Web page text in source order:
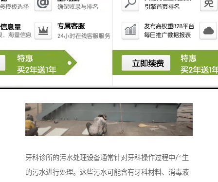
处理，减小污泥体积，便于处理和处置。
在选择污水处理设备时，需要考虑肉联厂的污水特征、
处理能力、运行成本及环保要求等因素。确保遵循环保
法规，达到排放标准是肉联厂污水处理的要目标。
牙科诊所的污水处理设备通常针对牙科操作过程中产生
的污水进行处理。这些污水可能含有牙科材料、消毒液